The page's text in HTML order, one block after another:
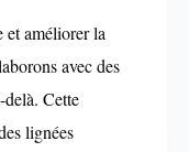
et améliorer la
avec des
delà. Cette
lignées